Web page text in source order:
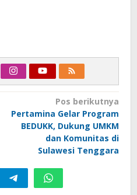
Pos berikutnya
Pertamina Gelar Program
BEDUKK, Dukung UMKM
dan Komunitas di
Sulawesi Tenggara